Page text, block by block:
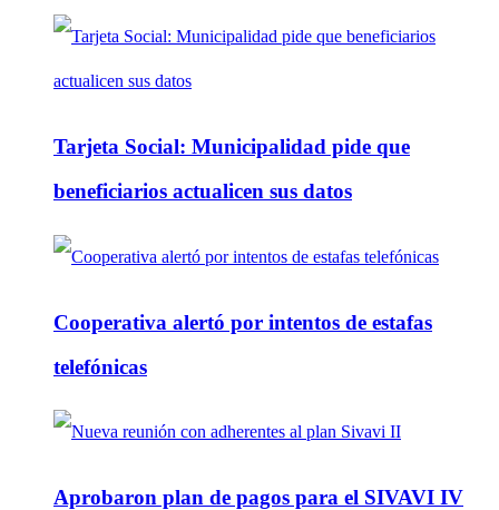
Tarjeta Social: Municipalidad pide que
beneficiarios actualicen sus datos
Cooperativa alertó por intentos de estafas
telefónicas
Aprobaron plan de pagos para el SIVAVI IV